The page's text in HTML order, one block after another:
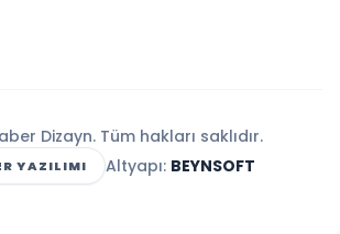
Dizayn. Tüm hakları saklıdır.
YAZILIMI Altyapı: BEYNSOFT